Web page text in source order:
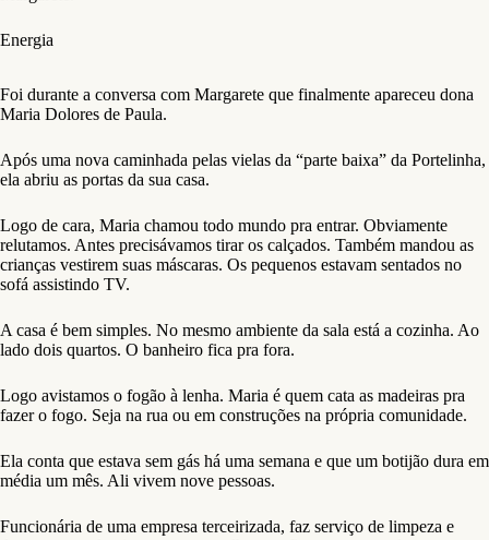
Energia
Foi durante a conversa com Margarete que finalmente apareceu dona
Maria Dolores de Paula.
Após uma nova caminhada pelas vielas da “parte baixa” da Portelinha,
ela abriu as portas da sua casa.
Logo de cara, Maria chamou todo mundo pra entrar. Obviamente
relutamos. Antes precisávamos tirar os calçados. Também mandou as
crianças vestirem suas máscaras. Os pequenos estavam sentados no
sofá assistindo TV.
A casa é bem simples. No mesmo ambiente da sala está a cozinha. Ao
lado dois quartos. O banheiro fica pra fora.
Logo avistamos o fogão à lenha. Maria é quem cata as madeiras pra
fazer o fogo. Seja na rua ou em construções na própria comunidade.
Ela conta que estava sem gás há uma semana e que um botijão dura em
média um mês. Ali vivem nove pessoas.
Funcionária de uma empresa terceirizada, faz serviço de limpeza e